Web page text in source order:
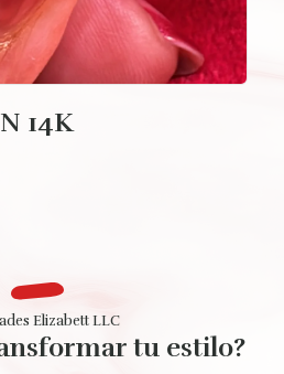
14K
tu estilo?
Elizabett LLC